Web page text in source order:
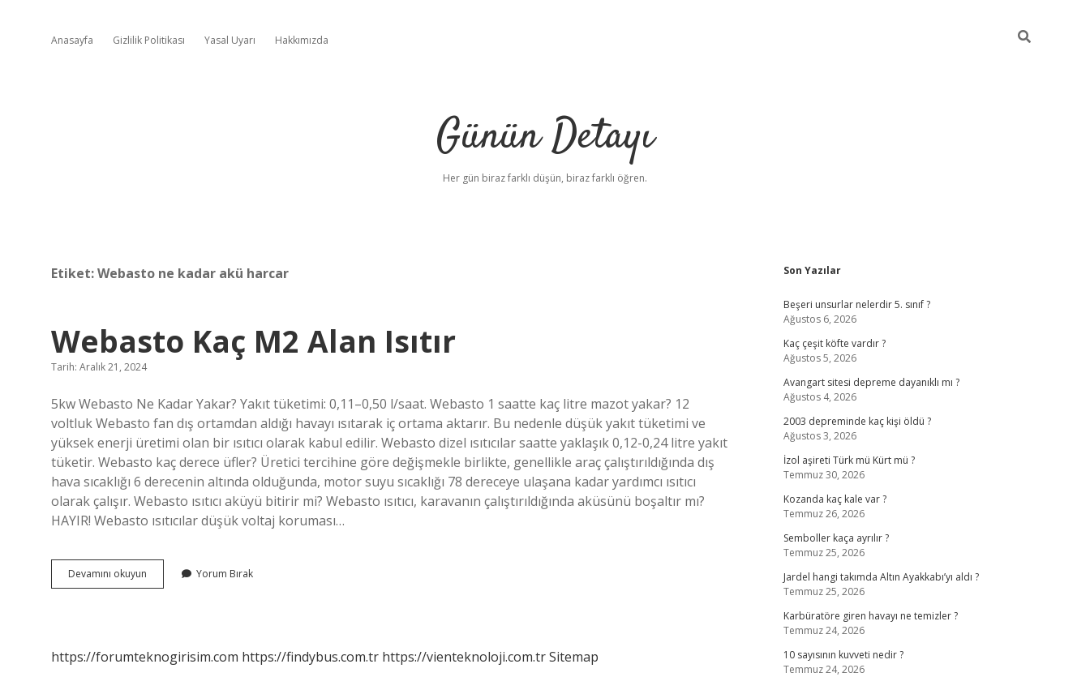
Anasayfa Gizlilik Politikası Yasal Uyarı Hakkımızda
Günün Detayı
Her gün biraz farklı düşün, biraz farklı öğren.
Etiket:Webasto ne kadar akü harcar
Webasto Kaç M2 Alan Isıtır
Tarih: Aralık 21, 2024
5kw Webasto Ne Kadar Yakar? Yakıt tüketimi: 0,11–0,50 l/saat. Webasto 1 saatte kaç litre mazot yakar? 12
voltluk Webasto fan dış ortamdan aldığı havayı ısıtarak iç ortama aktarır. Bu nedenle düşük yakıt tüketimi ve
yüksek enerji üretimi olan bir ısıtıcı olarak kabul edilir. Webasto dizel ısıtıcılar saatte yaklaşık 0,12-0,24 litre yakıt
tüketir. Webasto kaç derece üfler? Üretici tercihine göre değişmekle birlikte, genellikle araç çalıştırıldığında dış
hava sıcaklığı 6 derecenin altında olduğunda, motor suyu sıcaklığı 78 dereceye ulaşana kadar yardımcı ısıtıcı
olarak çalışır. Webasto ısıtıcı aküyü bitirir mi? Webasto ısıtıcı, karavanın çalıştırıldığında aküsünü boşaltır mı?
HAYIR! Webasto ısıtıcılar düşük voltaj koruması…
Devamını okuyun Webasto
Kaç
Yorum Bırak
https://forumteknogirisim.com https://findybus.com.tr https://vienteknoloji.com.trSitemap
Sidebar
Son Yazılar
Beşeri unsurlar nelerdir 5. sınıf ?
Ağustos 6, 2026
Kaç çeşit köfte vardır ?
Ağustos 5, 2026
Avangart sitesi depreme dayanıklı mı ?
Ağustos 4, 2026
2003 depreminde kaç kişi öldü ?
Ağustos 3, 2026
İzol aşireti Türk mü Kürt mü ?
Temmuz 30, 2026
Kozanda kaç kale var ?
Temmuz 26, 2026
Semboller kaça ayrılır ?
Temmuz 25, 2026
Jardel hangi takımda Altın Ayakkabı’yı aldı ?
Temmuz 25, 2026
Karbüratöre giren havayı ne temizler ?
Temmuz 24, 2026
10 sayısının kuvveti nedir ?
Temmuz 24, 2026